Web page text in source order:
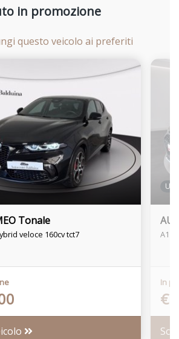
in promozione
questo veicolo ai preferiti
Tonale
veloce 160cv tct7 A1
In
€